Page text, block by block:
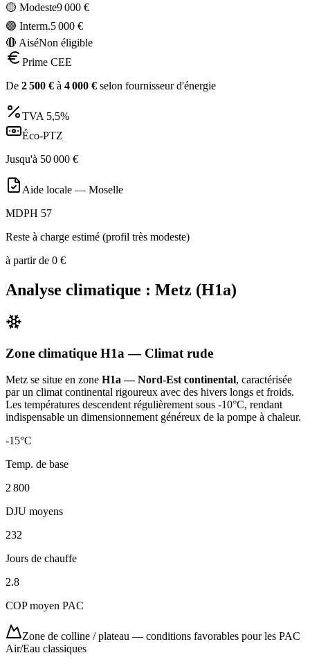
🟡 Modeste9 000 €
🟣 Interm.5 000 €
🔴 AiséNon éligible
Prime CEE
De 2 500 € à 4 000 € selon fournisseur d'énergie
TVA 5,5%
Éco-PTZ
Jusqu'à 50 000 €
Aide locale — Moselle
MDPH 57
Reste à charge estimé (profil très modeste)
à partir de 0 €
Analyse climatique : Metz (H1a)
Zone climatique H1a — Climat rude
Metz se situe en zone H1a — Nord-Est continental, caractérisée
par un climat continental rigoureux avec des hivers longs et froids.
Les températures descendent régulièrement sous -10°C, rendant
indispensable un dimensionnement généreux de la pompe à chaleur.
-15°C
Temp. de base
2 800
DJU moyens
232
Jours de chauffe
2.8
COP moyen PAC
Zone de colline / plateau — conditions favorables pour les PAC
Air/Eau classiques